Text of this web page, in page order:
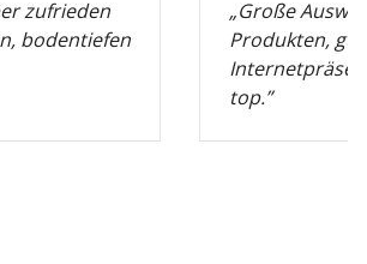
zufrieden
bodentiefen
„Große
Produkten,
top.”